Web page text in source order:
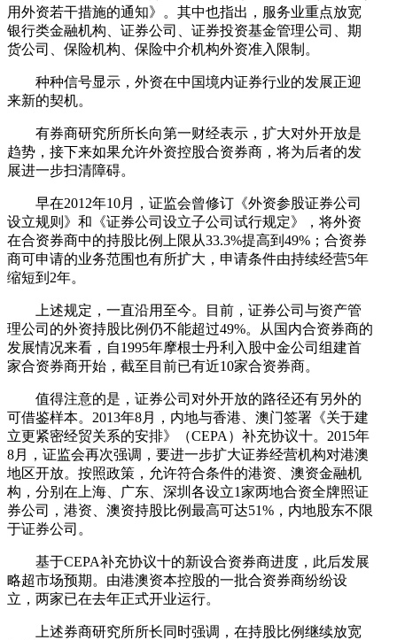
用外资若干措施的通知》。其中也指出，服务业重点放宽
银行类金融机构、证券公司、证券投资基金管理公司、期
货公司、保险机构、保险中介机构外资准入限制。
种种信号显示，外资在中国境内证券行业的发展正迎
来新的契机。
有券商研究所所长向第一财经表示，扩大对外开放是
趋势，接下来如果允许外资控股合资券商，将为后者的发
展进一步扫清障碍。
早在2012年10月，证监会曾修订《外资参股证券公司
设立规则》和《证券公司设立子公司试行规定》，将外资
在合资券商中的持股比例上限从33.3%提高到49%；合资券
商可申请的业务范围也有所扩大，申请条件由持续经营5年
缩短到2年。
上述规定，一直沿用至今。目前，证券公司与资产管
理公司的外资持股比例仍不能超过49%。从国内合资券商的
发展情况来看，自1995年摩根士丹利入股中金公司组建首
家合资券商开始，截至目前已有近10家合资券商。
值得注意的是，证券公司对外开放的路径还有另外的
可借鉴样本。2013年8月，内地与香港、澳门签署《关于建
立更紧密经贸关系的安排》（CEPA）补充协议十。2015年
8月，证监会再次强调，要进一步扩大证券经营机构对港澳
地区开放。按照政策，允许符合条件的港资、澳资金融机
构，分别在上海、广东、深圳各设立1家两地合资全牌照证
券公司，港资、澳资持股比例最高可达51%，内地股东不限
于证券公司。
基于CEPA补充协议十的新设合资券商进度，此后发展
略超市场预期。由港澳资本控股的一批合资券商纷纷设
立，两家已在去年正式开业运行。
上述券商研究所所长同时强调，在持股比例继续放宽